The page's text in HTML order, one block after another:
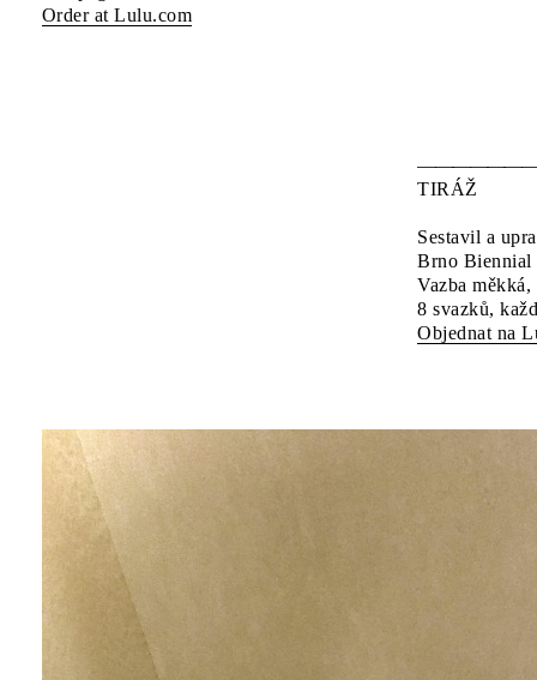
Order at Lulu.com
TIRÁŽ
Sestavil a
Brno Biennial
Vazba
8 svazků,
Objednat na